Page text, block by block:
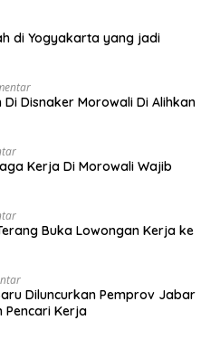
di Yogyakarta yang jadi
Disnaker Morowali Di Alihkan
Kerja Di Morowali Wajib
Buka Lowongan Kerja ke
Diluncurkan Pemprov Jabar
Pencari Kerja